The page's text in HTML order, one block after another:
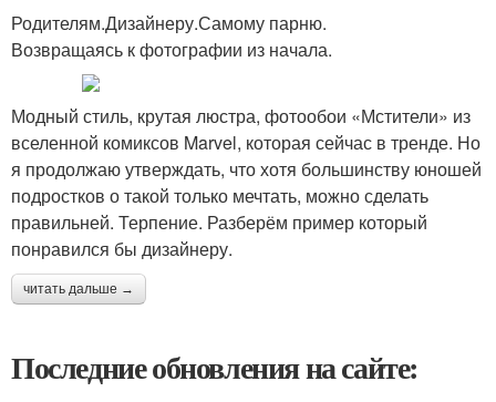
Родителям.Дизайнеру.Самому парню.
Возвращаясь к фотографии из начала.
Модный стиль, крутая люстра, фотообои «Мстители» из
вселенной комиксов Marvel, которая сейчас в тренде. Но
я продолжаю утверждать, что хотя большинству юношей
подростков о такой только мечтать, можно сделать
правильней. Терпение. Разберём пример который
понравился бы дизайнеру.
читать дальше →
Последние обновления на сайте: